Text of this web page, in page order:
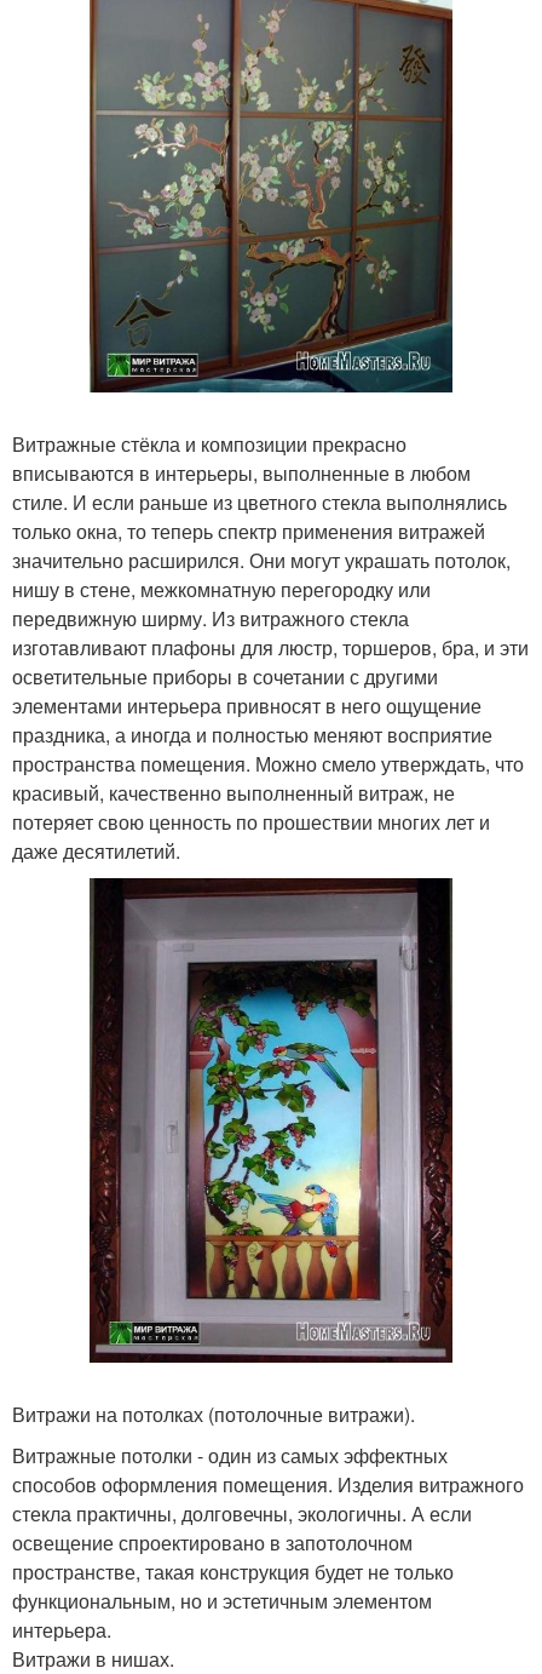
Витражные стёкла и композиции прекрасно
вписываются в интерьеры, выполненные в любом
стиле. И если раньше из цветного стекла выполнялись
только окна, то теперь спектр применения витражей
значительно расширился. Они могут украшать потолок,
нишу в стене, межкомнатную перегородку или
передвижную ширму. Из витражного стекла
изготавливают плафоны для люстр, торшеров, бра, и эти
осветительные приборы в сочетании с другими
элементами интерьера привносят в него ощущение
праздника, а иногда и полностью меняют восприятие
пространства помещения. Можно смело утверждать, что
красивый, качественно выполненный витраж, не
потеряет свою ценность по прошествии многих лет и
даже десятилетий.
Витражи на потолках (потолочные витражи).
Витражные потолки - один из самых эффектных
способов оформления помещения. Изделия витражного
стекла практичны, долговечны, экологичны. А если
освещение спроектировано в запотолочном
пространстве, такая конструкция будет не только
функциональным, но и эстетичным элементом
интерьера.
Витражи в нишах.